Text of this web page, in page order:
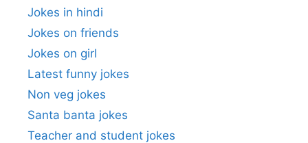
Jokes in hindi
Jokes on friends
Jokes on girl
Latest funny jokes
Non veg jokes
Santa banta jokes
Teacher and student jokes